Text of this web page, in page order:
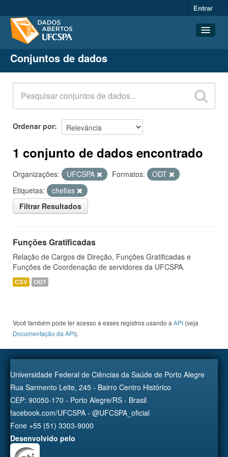
Entrar
Conjuntos de dados
Organizações
Grupos
Sobre
Conjuntos de dados
Ordenar por
1 conjunto de dados encontrado
Organizações: UFCSPA Formatos:
ODT
Etiquetas:
chefias
Filtrar Resultados
Funções Gratificadas
Relação de Cargos de Direção, Funções Gratificadas e
Funções de Coordenação de servidores da UFCSPA.
CSV ODT
Você também pode ter acesso a esses registros usando a API (veja
Documentação da API).
Universidade Federal de Ciências da Saúde de Porto Alegre
Rua Sarmento Leite, 245 - Bairro Centro Histórico
CEP: 90050-170 - Porto Alegre/RS - Brasil
facebook.com/UFCSPA - @UFCSPA_oficial
Fone +55 (51) 3303-9000
Desenvolvido pelo